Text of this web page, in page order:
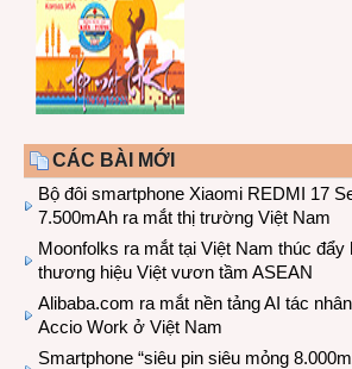
CÁC BÀI MỚI
Bộ đôi smartphone Xiaomi REDMI 17
7.500mAh ra mắt thị trường Việt Nam
Moonfolks ra mắt tại Việt Nam thúc đẩy
thương hiệu Việt vươn tầm ASEAN
Alibaba.com ra mắt nền tảng AI tác
Accio Work ở Việt Nam
Smartphone “siêu pin siêu mỏng